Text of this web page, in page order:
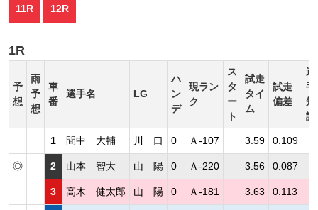
11R 12R
1R
予
想
雨
予
想
車
番
選手名 LG
ハ
ン
デ
現ラン
ク
ス
タ
ー
ト
試走
タイ
ム
試走
偏差
選
手
短
評
1 間中 大輔 川 口 0 Ａ-107 3.59 0.109
◎ 2 山本 智大 山 陽 0 Ａ-220 3.56 0.087
3 高木 健太郎 山 陽 0 Ａ-181 3.63 0.113